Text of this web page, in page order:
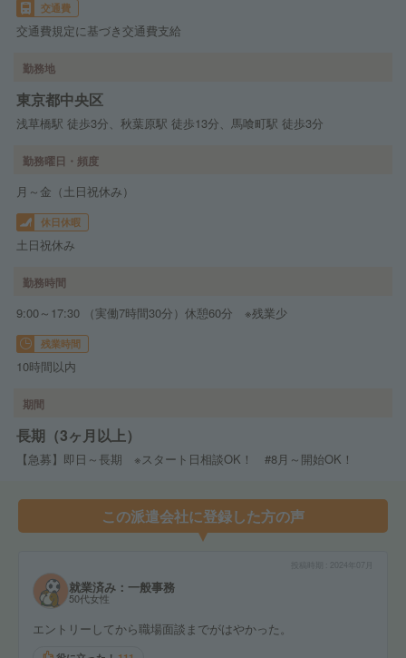
交通費
交通費規定に基づき交通費支給
勤務地
東京都中央区
浅草橋駅 徒歩3分、秋葉原駅 徒歩13分、馬喰町駅 徒歩3分
勤務曜日・頻度
月～金（土日祝休み）
休日休暇
土日祝休み
勤務時間
9:00～17:30 （実働7時間30分）休憩60分 ※残業少
残業時間
10時間以内
期間
長期（3ヶ月以上）
【急募】即日～長期 ※スタート日相談OK！ #8月～開始OK！
この派遣会社に登録した方の声
2024年07月
就業済み：一般事務
50代女性
エントリーしてから職場面談までがはやかった。